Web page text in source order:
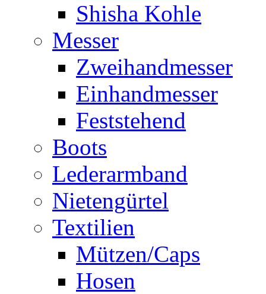
Shisha Kohle
Messer
Zweihandmesser
Einhandmesser
Feststehend
Boots
Lederarmband
Nietengürtel
Textilien
Mützen/Caps
Hosen